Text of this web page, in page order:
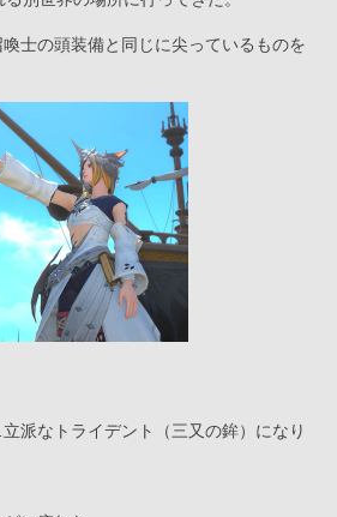
士の頭装備と同じに尖っているものを
派なトライデント（三又の鉾）になり